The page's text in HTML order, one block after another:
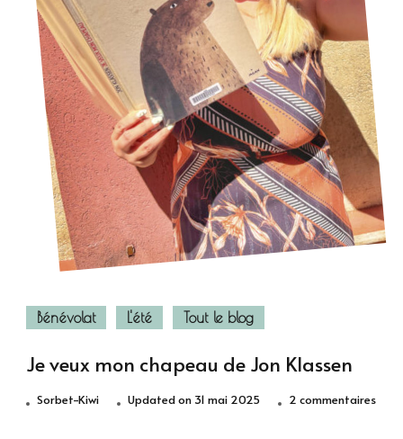
Bénévolat L'été Tout le blog
Je veux mon chapeau de Jon Klassen
Sorbet-Kiwi Updated on 31 mai 2025 2 commentairessur